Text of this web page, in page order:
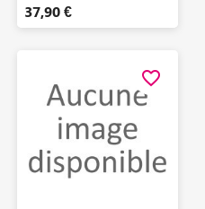
37,90 €
favorite_border